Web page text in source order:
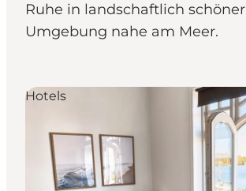
Ruhe in landschaftlich schöner
Umgebung nahe am Meer.
Hotels